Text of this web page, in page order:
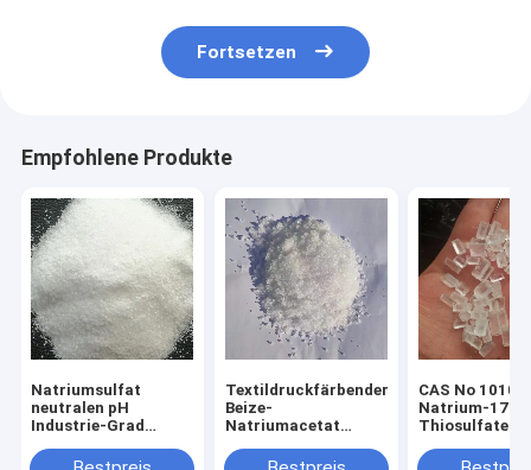
Fortsetzen
Empfohlene Produkte
Natriumsulfat
neutralen pH
Industrie-Grad
7757-82-6
Textildruckfärbender
Beize-
Natriumacetat
6131-90-4
CAS No 10102
Natrium-17 7
Thiosulfate-
Fotografie-